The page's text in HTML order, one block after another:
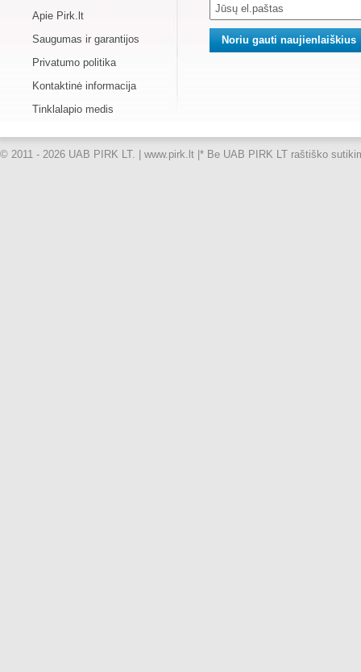
Apie Pirk.lt
Saugumas ir garantijos
Privatumo politika
Kontaktinė informacija
Tinklalapio medis
© 2011 - 2026 UAB PIRK LT. | www.pirk.lt | * Be UAB PIRK LT raštiško